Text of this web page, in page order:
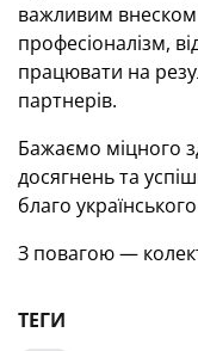
важливим внеском
професіоналізм,
працювати на
партнерів.
Бажаємо міцного
досягнень та
благо
З повагою —
ТЕГИ